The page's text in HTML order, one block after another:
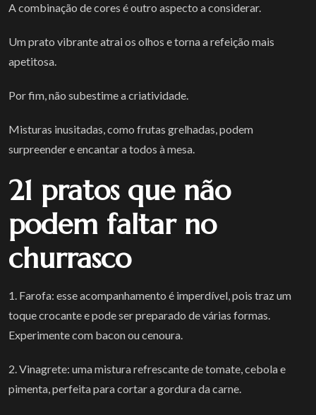
A combinação de cores é outro aspecto a considerar.
Um prato vibrante atrai os olhos e torna a refeição mais
apetitosa.
Por fim, não subestime a criatividade.
Misturas inusitadas, como frutas grelhadas, podem
surpreender e encantar a todos à mesa.
21 pratos que não
podem faltar no
churrasco
1. Farofa: esse acompanhamento é imperdível, pois traz um
toque crocante e pode ser preparado de várias formas.
Experimente com bacon ou cenoura.
2. Vinagrete: uma mistura refrescante de tomate, cebola e
pimenta, perfeita para cortar a gordura da carne.